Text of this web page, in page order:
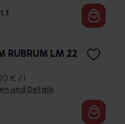
1, 3
RUBRUM LM 22
€ / l
und Details